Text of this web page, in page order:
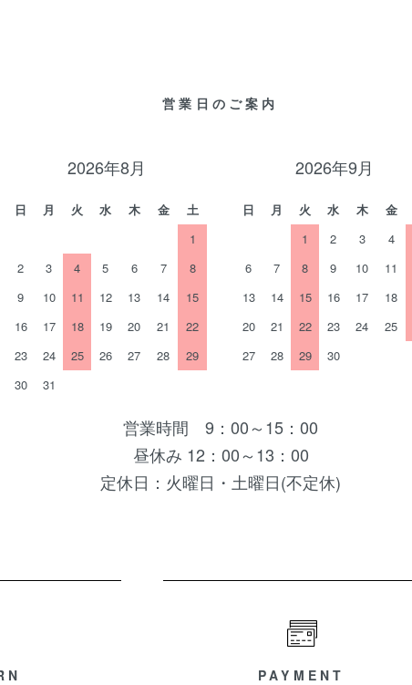
営業日のご案内
2026年8月
日 月 火 水 木 金
土
1
2
3 4 5 6 7
8
9
10 11 12 13 14
15
16
17 18 19 20 21
22
23
24 25 26 27 28
29
30
31
2026年9月
日 月 火 水 木 金
1
2 3 4
6
7 8 9 10 11
13
14 15 16 17 18
20
21 22 23 24 25
27
28 29 30
営業時間 9：00～15：00
昼休み 12：00～13：00
定休日：火曜日・土曜日(不定休)
PAYMENT